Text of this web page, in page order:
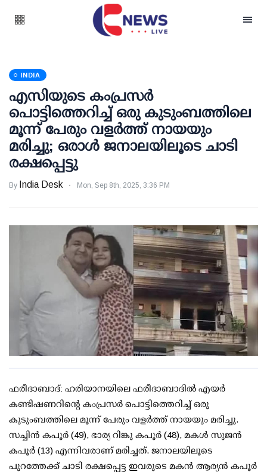
INDIA
എസിയുടെ കംപ്രസര്‍
പൊട്ടിത്തെറിച്ച് ഒരു കുടുംബത്തിലെ
മൂന്ന് പേരും വളര്‍ത്ത് നായയും
മരിച്ചു; ഒരാള്‍ ജനാലയിലൂടെ ചാടി
രക്ഷപ്പെട്ടു
By India Desk Mon, Sep 8th, 2025, 3:36 PM
ഫരീദാബാദ്: ഹരിയാനയിലെ ഫരീദാബാദില്‍ എയര്‍
കണ്ടിഷണറിന്റെ കംപ്രസര്‍ പൊട്ടിത്തെറിച്ച് ഒരു
കുടുംബത്തിലെ മൂന്ന് പേരും വളര്‍ത്ത് നായയും മരിച്ചു.
സച്ചിന്‍ കപൂര്‍ (49), ഭാര്യ റിങ്കു കപൂര്‍ (48), മകള്‍ സുജന്‍
കപൂര്‍ (13) എന്നിവരാണ് മരിച്ചത്. ജനാലയിലൂടെ
പുറത്തേക്ക് ചാടി രക്ഷപ്പെട്ട ഇവരുടെ മകന്‍ ആര്യന്‍ കപൂര്‍